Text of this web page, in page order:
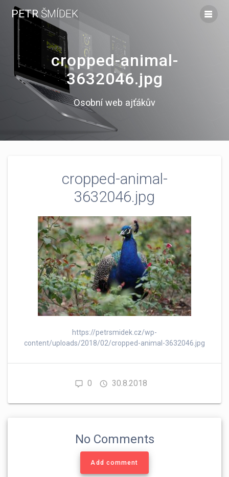
PETR ŠMÍDEK
cropped-animal-
3632046.jpg
Osobní web ajťákův
cropped-animal-
3632046.jpg
https://petrsmidek.cz/wp-
content/uploads/2018/02/cropped-animal-3632046.jpg
0 30.8.2018
No Comments
Add comment